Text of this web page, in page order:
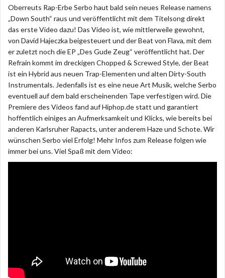
Oberreuts Rap-Erbe Serbo haut bald sein neues Release namens
„Down South“ raus und veröffentlicht mit dem Titelsong direkt
das erste Video dazu! Das Video ist, wie mittlerweile gewohnt,
von David Hajeczka beigesteuert und der Beat von Flava, mit dem
er zuletzt noch die EP „Des Gude Zeug“ veröffentlicht hat. Der
Refrain kommt im dreckigen Chopped & Screwed Style, der Beat
ist ein Hybrid aus neuen Trap-Elementen und alten Dirty-South
Instrumentals. Jedenfalls ist es eine neue Art Musik, welche Serbo
eventuell auf dem bald erscheinenden Tape verfestigen wird. Die
Premiere des Videos fand auf Hiphop.de statt und garantiert
hoffentlich einiges an Aufmerksamkeit und Klicks, wie bereits bei
anderen Karlsruher Rapacts, unter anderem Haze und Schote. Wir
wünschen Serbo viel Erfolg! Mehr Infos zum Release folgen wie
immer bei uns. Viel Spaß mit dem Video: